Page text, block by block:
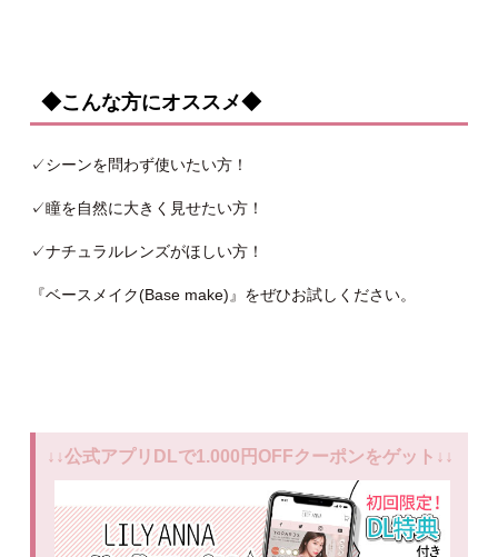
◆こんな方にオススメ◆
✓シーンを問わず使いたい方！
✓瞳を自然に大きく見せたい方！
✓ナチュラルレンズがほしい方！
『ベースメイク(Base make)』をぜひお試しください。
↓↓公式アプリDLで1.000円OFFクーポンをゲット↓↓